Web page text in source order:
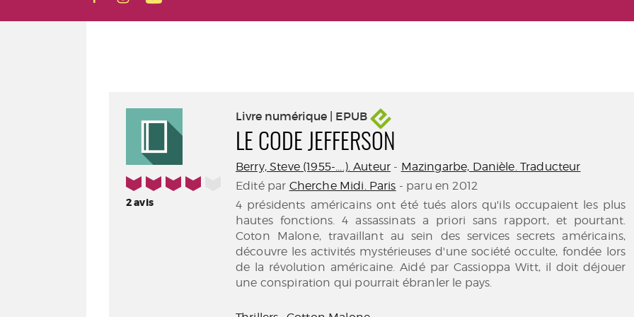
4/5
2avis
Livre numérique | EPUB
LE CODE JEFFERSON
Berry, Steve (1955-....). Auteur - Mazingarbe, Danièle. Traducteur
Edité par Cherche Midi. Paris - paru en 2012
4 présidents américains ont été tués alors qu'ils occupaient les plus
hautes fonctions. 4 assassinats a priori sans rapport, et pourtant.
Coton Malone, travaillant au sein des services secrets américains,
découvre les activités mystérieuses d'une société occulte, fondée lors
de la révolution américaine. Aidé par Cassioppa Witt, il doit déjouer
une conspiration qui pourrait ébranler le pays.